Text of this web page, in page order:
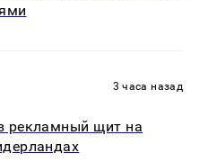
3 часа назад
рекламный щит на